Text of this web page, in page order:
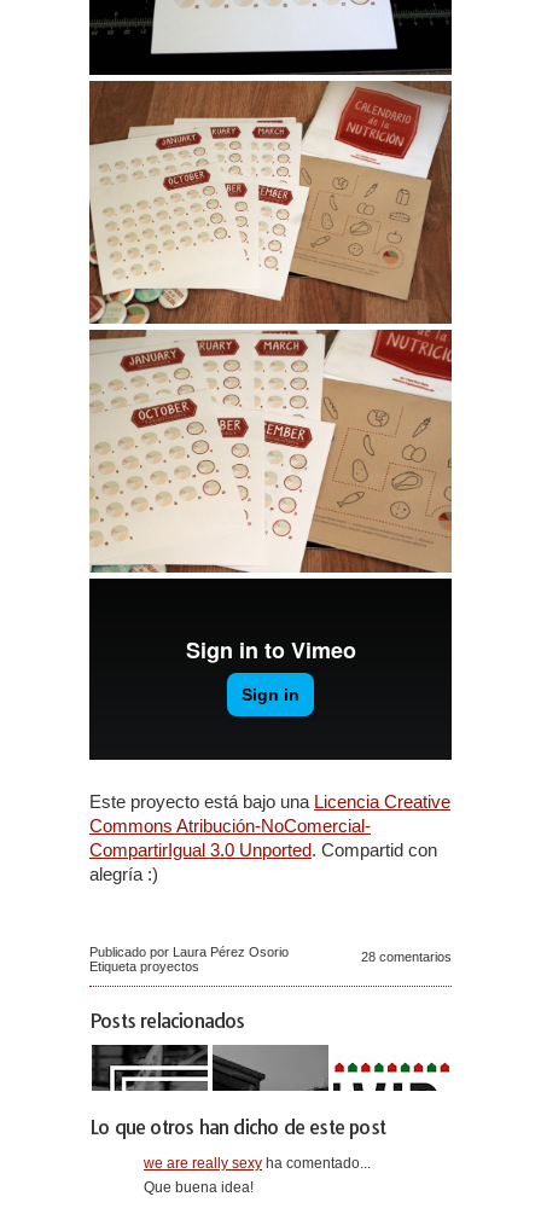
Este proyecto está bajo una Licencia Creative
Commons Atribución-NoComercial-
CompartirIgual 3.0 Unported. Compartid con
alegría :)
Publicado por Laura Pérez Osorio
Etiqueta proyectos
28 comentarios
Posts relacionados
Lo que otros han dicho de este post
we are really sexy ha comentado...
Que buena idea!